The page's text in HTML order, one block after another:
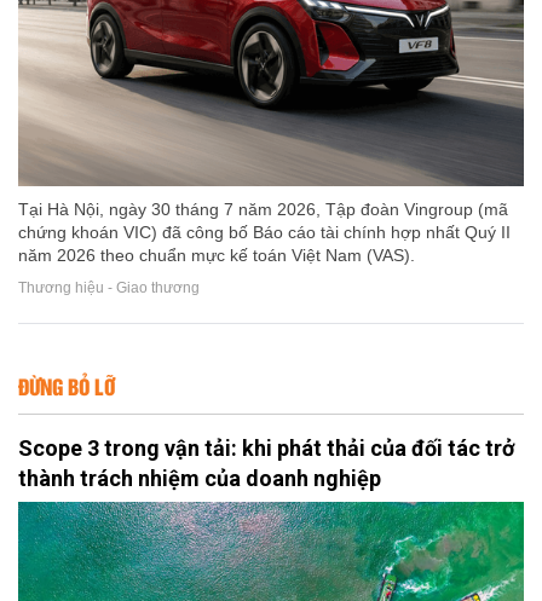
Tại Hà Nội, ngày 30 tháng 7 năm 2026, Tập đoàn Vingroup (mã
chứng khoán VIC) đã công bố Báo cáo tài chính hợp nhất Quý II
năm 2026 theo chuẩn mực kế toán Việt Nam (VAS).
Thương hiệu - Giao thương
ĐỪNG BỎ LỠ
Scope 3 trong vận tải: khi phát thải của đối tác trở
thành trách nhiệm của doanh nghiệp